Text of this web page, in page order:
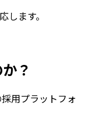
します。
？
用プラットフォ